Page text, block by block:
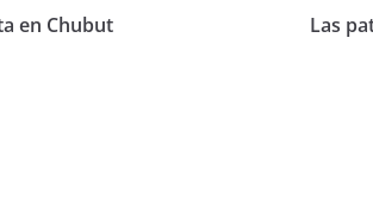
en Chubut
Las